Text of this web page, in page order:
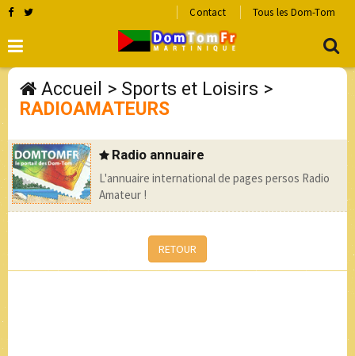
Contact Tous les Dom-Tom
Accueil > Sports et Loisirs >
RADIOAMATEURS
Radio annuaire
L'annuaire international de pages persos Radio
Amateur !
RETOUR